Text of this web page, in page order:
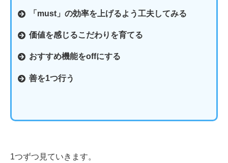
「must」の効率を上げるよう工夫してみる
価値を感じるこだわりを育てる
おすすめ機能をoffにする
善を1つ行う
1つずつ見ていきます。